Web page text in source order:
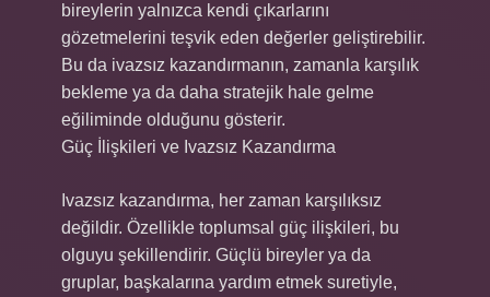
bireylerin yalnızca kendi çıkarlarını
gözetmelerini teşvik eden değerler geliştirebilir.
Bu da ivazsız kazandırmanın, zamanla karşılık
bekleme ya da daha stratejik hale gelme
eğiliminde olduğunu gösterir.
Güç İlişkileri ve Ivazsız Kazandırma
Ivazsız kazandırma, her zaman karşılıksız
değildir. Özellikle toplumsal güç ilişkileri, bu
olguyu şekillendirir. Güçlü bireyler ya da
gruplar, başkalarına yardım etmek suretiyle,